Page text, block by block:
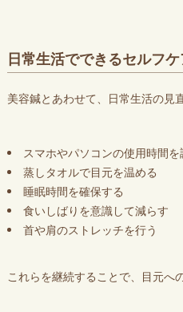
日常生活でできるセルフケ
美容鍼とあわせて、日常生活の見
スマホやパソコンの使用時間を
蒸しタオルで目元を温める
睡眠時間を確保する
食いしばりを意識して減らす
首や肩のストレッチを行う
これらを継続することで、目元へ